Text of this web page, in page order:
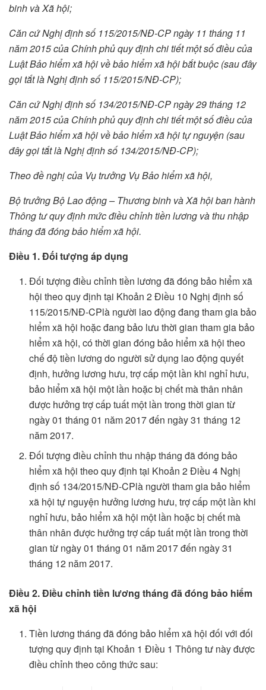
binh và Xã hội;
Căn cứ Nghị định số 115/2015/NĐ-CP ngày 11 tháng 11
năm 2015 của Chính phủ quy định chitiết một sốđiều của
Luật Bảo hiểm xã hội về bảo hiểm xã hội bắt buộc (sau đây
gọi tắt là Nghị định số115/2015/NĐ-CP);
Căn cứ Nghị định số 134/2015/NĐ-CP ngày 29 tháng 12
năm 2015 của Chính phủ quy định chitiết mộtsố điềucủa
Luật Bảo hiểm xã hội về bảo hiểm xã hội tự nguyện (sau
đây gọi tắt là Nghị định số 134/2015/NĐ-CP);
Theo đề nghị của Vụ trưởng Vụ Bảo hiểm xã hội,
Bộ trưởng Bộ Lao động – Thương binh và Xã hội ban hành
Thông tư quy định mức điều chỉnh tiền lương và thu nhập
tháng đã đóng bảo hiểm xã hội.
Điều 1. Đối tượng áp dụng
Đối tượng điều chỉnh tiền lương đã đóng bảo hiểm xã
hội theo quy định tại Khoản 2 Điều 10 Nghị định số
115/2015/NĐ-CPlà người lao động đang tham gia bảo
hiểm xã hội hoặc đang bảo lưu thời gian tham gia bảo
hiểm xã hội, có thời gian đóng bảo hiểm xã hội theo
chế độ tiền lương do người sử dụng lao động quyết
định, hưởng lương hưu, trợ cấp một lần khi nghỉ hưu,
bảo hiểm xã hội một lần hoặc bị chết mà thân nhân
được hưởng trợ cấp tuất một lần trong thời gian từ
ngày 01 tháng 01 năm 2017 đến ngày 31 tháng 12
năm 2017.
Đối tượng điều chỉnh thu nhập tháng đã đóng bảo
hiểm xã hội theo quy định tại Khoản 2 Điều 4 Nghị
định số 134/2015/NĐ-CPlà người tham gia bảo hiểm
xã hội tự nguyện hưởng lương hưu, trợ cấp một lần khi
nghỉ hưu, bảo hiểm xã hội một lần hoặc bị chết mà
thân nhân được hưởng trợ cấp tuất một lần trong thời
gian từ ngày 01 tháng 01 năm 2017 đến ngày 31
tháng 12 năm 2017.
Điều 2. Điều chỉnh tiền lương tháng đã đóng bảo hiểm
xã hội
Tiền lương tháng đã đóng bảo hiểm xã hội đối với đối
tượng quy định tại Khoản 1 Điều 1 Thông tư này được
điều chỉnh theo công thức sau: